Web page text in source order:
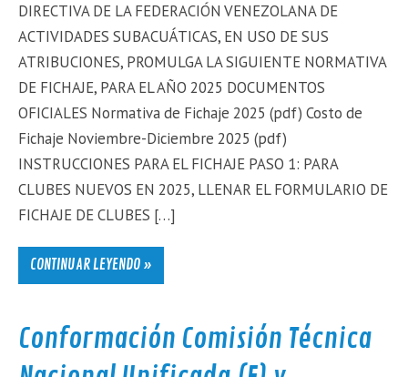
DIRECTIVA DE LA FEDERACIÓN VENEZOLANA DE
ACTIVIDADES SUBACUÁTICAS, EN USO DE SUS
ATRIBUCIONES, PROMULGA LA SIGUIENTE NORMATIVA
DE FICHAJE, PARA EL AÑO 2025 DOCUMENTOS
OFICIALES Normativa de Fichaje 2025 (pdf) Costo de
Fichaje Noviembre-Diciembre 2025 (pdf)
INSTRUCCIONES PARA EL FICHAJE PASO 1: PARA
CLUBES NUEVOS EN 2025, LLENAR EL FORMULARIO DE
FICHAJE DE CLUBES […]
CONTINUAR LEYENDO »
Conformación Comisión Técnica